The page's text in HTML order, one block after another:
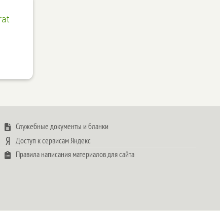
Служебные документы и бланки
Доступ к сервисам Яндекс
Правила написания материалов для сайта